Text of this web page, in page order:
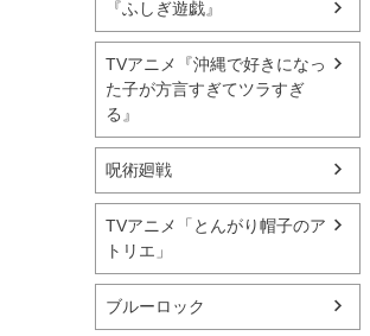
『ふしぎ遊戯』
TVアニメ『沖縄で好きになっ
た子が方言すぎてツラすぎ
る』
呪術廻戦
TVアニメ「とんがり帽子のア
トリエ」
ブルーロック